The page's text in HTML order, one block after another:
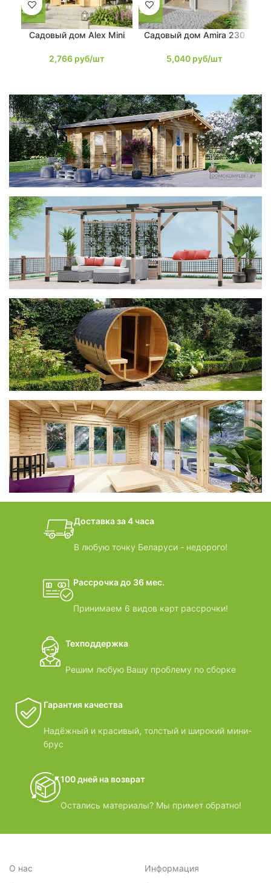
Садовый дом Alex Mini
2,766 руб/шт
Садовый дом Amira 230
5,040 руб/шт
фотогалерея
ДОМИКИ
фотогалерея
Беседки CUBE
фотогалерея
БАНИ-БОЧКИ
дачные домики
ВИДЕООБЗОРЫ
Доставка за 4 часа
В любую точку Беларуси - недорого!
Рассрочка до 36 мес.
Принимаем 6 видов карт рассрочки!
Техподдержка
Решим любую Вашу проблему по сборке
Гарантия качества
Надёжный и красивый, толстый и широкий мини-
брус
100 дней на возврат
Остались материалы? Мы примет обратно!
О нас
Информация